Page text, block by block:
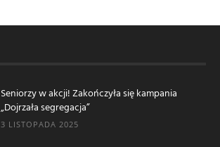
Seniorzy w akcji! Zakończyła się kampania
„Dojrzała segregacja”
3 LISTOPADA 2025